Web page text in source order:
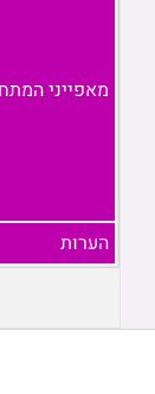
מאפייני
הערות